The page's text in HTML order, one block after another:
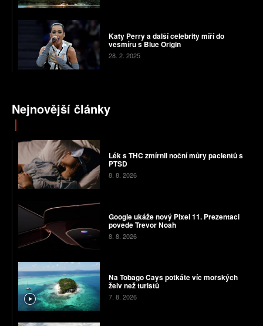
Katy Perry a další celebrity míří do
vesmíru s Blue Origin
28. 2. 2025
Nejnovější články
Lék s THC zmírnil noční můry pacientů s
PTSD
8. 8. 2026
Google ukáže nový Pixel 11. Prezentaci
povede Trevor Noah
8. 8. 2026
Na Tobago Cays potkáte víc mořských
želv než turistů
7. 8. 2026